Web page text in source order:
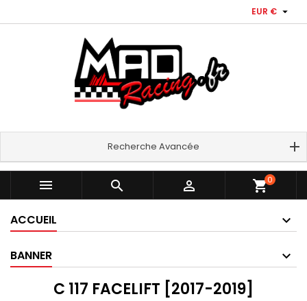
EUR € 
Recherche Avancée
   shopping_cart0
ACCUEIL
BANNER
C 117 FACELIFT [2017-2019]